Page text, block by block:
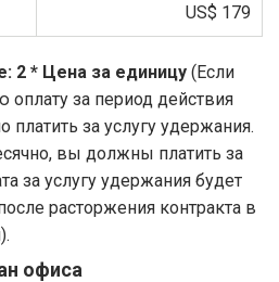
US$ 179
2 * Цена за единицу (Если
за период действия
платить за услугу удержания.
вы должны платить за
за услугу удержания будет
расторжения контракта в
офиса